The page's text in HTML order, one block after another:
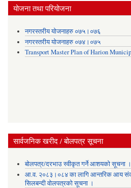
योजना तथा परियोजना
नगरस्तरीय योजनाहरु ०७५।०७६
नगरस्तरीय योजनाहरु ०७४।०७५
Transport Master Plan of Harion
सार्वजनिक खरीद / बोलपत्र सूचना
बोलपत्र/दरभाउ स्वीकृत गर्ने आशयको सूचना ।
आ.व. २०८३।०८४ का लागि आन्तरिक आय
सिलबन्दी वोलपत्रको सूचना ।